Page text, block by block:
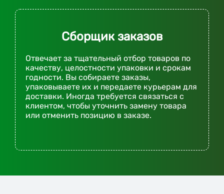
Сборщик заказов
Отвечает за тщательный отбор товаров по
качеству, целостности упаковки и срокам
годности. Вы собираете заказы,
упаковываете их и передаете курьерам для
доставки. Иногда требуется связаться с
клиентом, чтобы уточнить замену товара
или отменить позицию в заказе.